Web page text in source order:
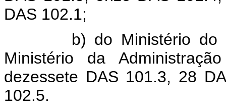
DAS 102.1;
b) do Ministério do
Ministério da
dezessete DAS 101.3, 28
102.5.